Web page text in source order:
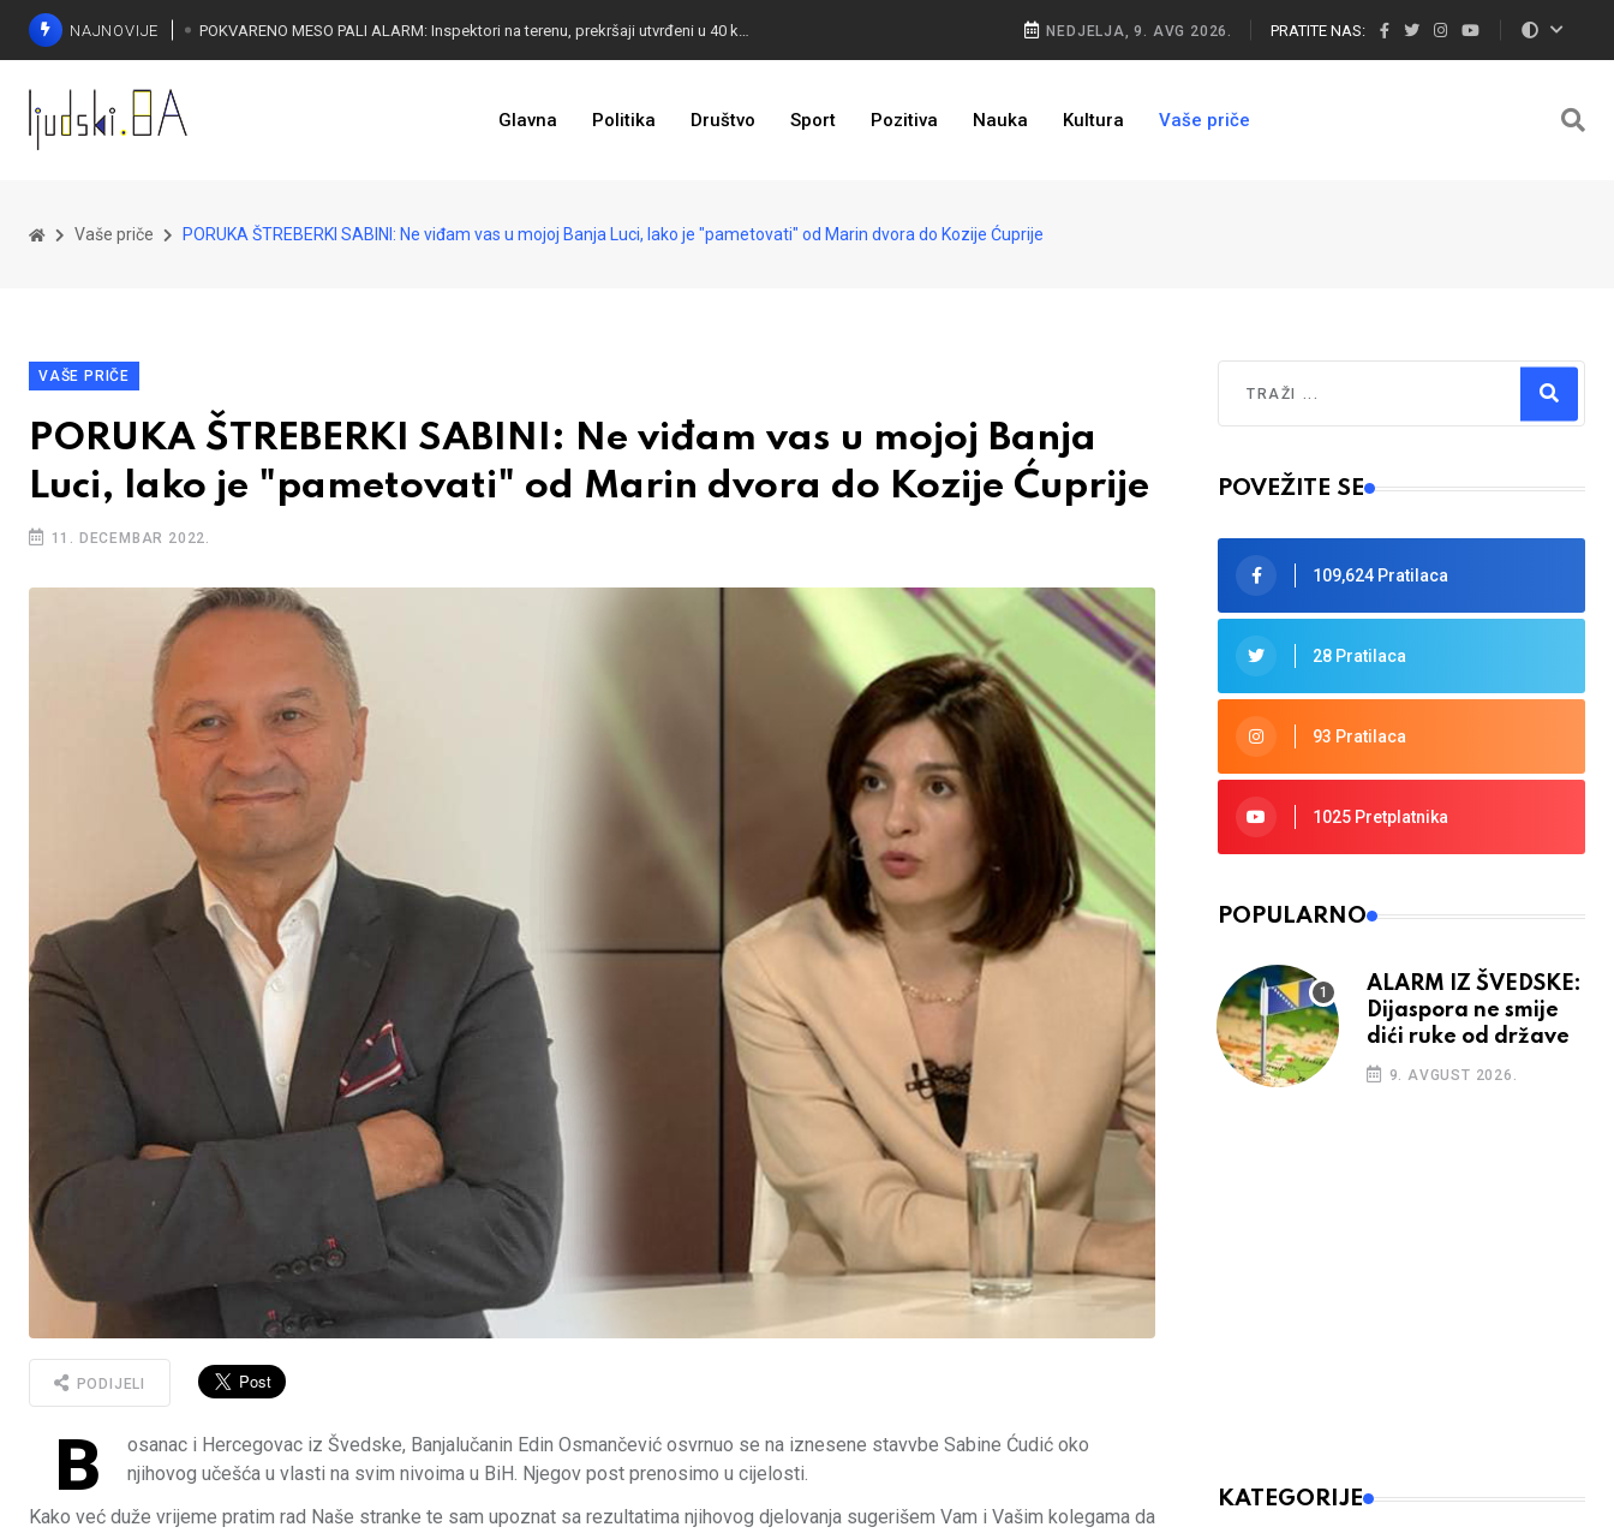
NAJNOVIJE NEDJELJA, 9. AVG 2026. PRATITE NAS:
Glavna Politika Društvo Sport Pozitiva Nauka Kultura Vaše priče
Vaše priče PORUKA ŠTREBERKI SABINI: Ne viđam vas u mojoj Banja Luci, lako je "pametovati" od Marin dvora do Kozije Ćuprije
VAŠE PRIČE
PORUKA ŠTREBERKI SABINI: Ne viđam vas u mojoj Banja
Luci, lako je "pametovati" od Marin dvora do Kozije Ćuprije
11. DECEMBAR 2022.
PODIJELI
B
osanac i Hercegovac iz Švedske, Banjalučanin Edin Osmančević osvrnuo se na iznesene stavvbe Sabine Ćudić oko
njihovog učešća u vlasti na svim nivoima u BiH. Njegov post prenosimo u cijelosti.
Kako već duže vrijeme pratim rad Naše stranke te sam upoznat sa rezultatima njihovog djelovanja sugerišem Vam i Vašim kolegama da
Type 2 or more characters for results.
POVEŽITE SE
109,624 Pratilaca
28 Pratilaca
93 Pratilaca
1025 Pretplatnika
POPULARNO
ALARM IZ ŠVEDSKE:
Dijaspora ne smije
dići ruke od države
9. AVGUST 2026.
KATEGORIJE